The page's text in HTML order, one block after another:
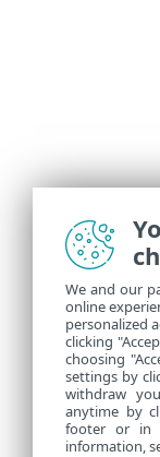
We and our
online
personalized
clicking
choosing
settings by
withdraw
anytime by
footer or in
information,